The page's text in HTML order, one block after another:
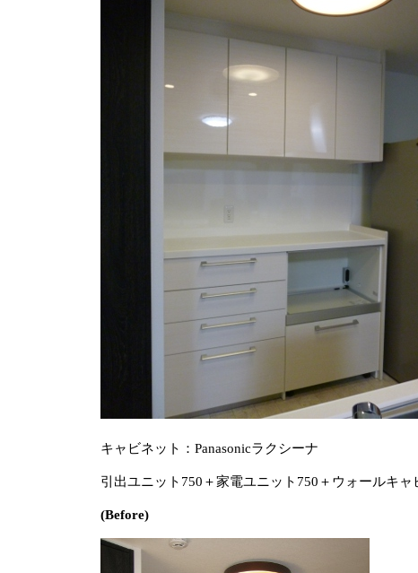
キャビネット：Panasonicラクシーナ
引出ユニット750＋家電ユニット750＋ウォールキャ
(Before)